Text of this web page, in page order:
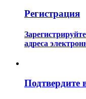
Регистрация
адреса
Подтвердите